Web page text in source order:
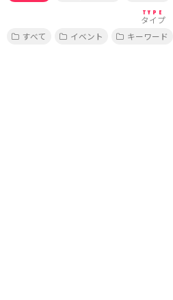
TYPE
タイプ
すべて
イベント キーワード